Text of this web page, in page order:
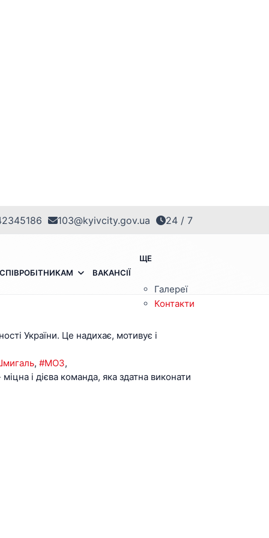
103@kyivcity.gov.ua 24 / 7
СПІВРОБІТНИКАМ ВАКАНСІЇ
ЩЕ
Галереї
Контакти
України. Це надихає, мотивує і
, #МОЗ,
і дієва команда, яка здатна виконати